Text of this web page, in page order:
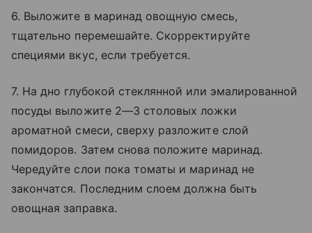
6. Выложите в маринад овощную смесь,
тщательно перемешайте. Скорректируйте
специями вкус, если требуется.
7. На дно глубокой стеклянной или эмалированной
посуды выложите 2—3 столовых ложки
ароматной смеси, сверху разложите слой
помидоров. Затем снова положите маринад.
Чередуйте слои пока томаты и маринад не
закончатся. Последним слоем должна быть
овощная заправка.